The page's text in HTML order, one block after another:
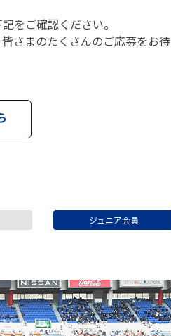
をご確認ください。
さまのたくさんのご応募をお待
ジュニア会員